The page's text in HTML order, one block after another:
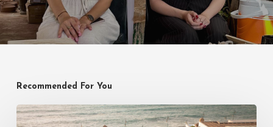
Recommended For You